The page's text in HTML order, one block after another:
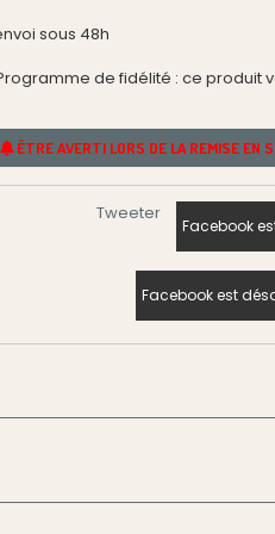
sous 48h
de fidélité : ce produit
ÊTRE AVERTI LORS DE LA REMISE EN
Tweeter
Facebook
Facebook est